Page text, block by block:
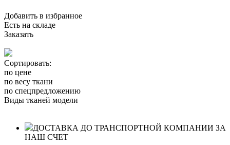
Добавить в избранное
Есть на складе
Заказать
Сортировать:
по цене
по весу ткани
по спецпредложению
Виды тканей модели
ДОСТАВКА ДО ТРАНСПОРТНОЙ КОМПАНИИ ЗА
НАШ СЧЕТ